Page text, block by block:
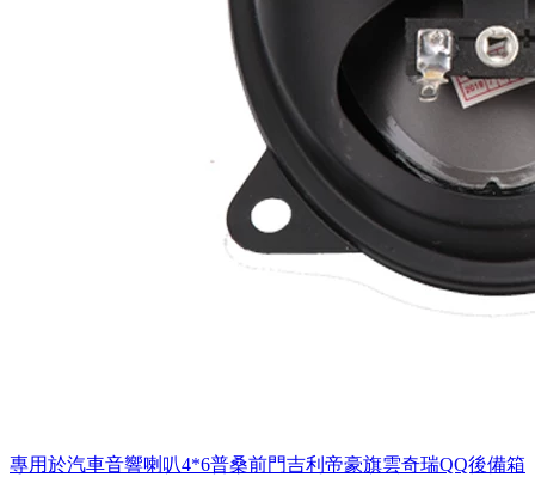
專用於汽車音響喇叭4*6普桑前門吉利帝豪旗雲奇瑞QQ後備箱